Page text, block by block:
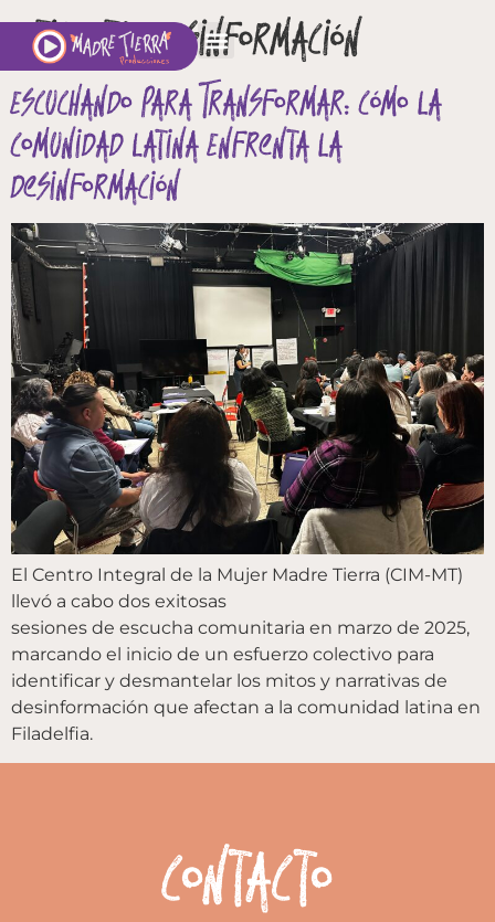
Etiqueta:desinformación
Escuchando para Transformar: Cómo la
Comunidad Latina Enfrenta la
Desinformación
El Centro Integral de la Mujer Madre Tierra (CIM-MT)
llevó a cabo dos exitosas
sesiones de escucha comunitaria en marzo de 2025,
marcando el inicio de un esfuerzo colectivo para
identificar y desmantelar los mitos y narrativas de
desinformación que afectan a la comunidad latina en
Filadelfia.
Contacto